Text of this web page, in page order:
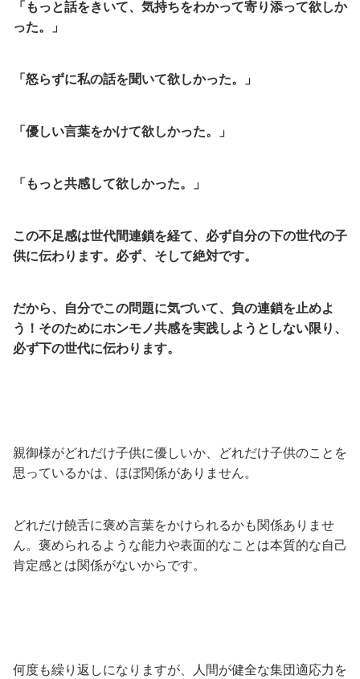
「もっと話をきいて、気持ちをわかって寄り添って欲しか
った。」
「怒らずに私の話を聞いて欲しかった。」
「優しい言葉をかけて欲しかった。」
「もっと共感して欲しかった。」
この不足感は世代間連鎖を経て、必ず自分の下の世代の子
供に伝わります。必ず、そして絶対です。
だから、自分でこの問題に気づいて、負の連鎖を止めよ
う！そのためにホンモノ共感を実践しようとしない限り、
必ず下の世代に伝わります。
親御様がどれだけ子供に優しいか、どれだけ子供のことを
思っているかは、ほぼ関係がありません。
どれだけ饒舌に褒め言葉をかけられるかも関係ありませ
ん。褒められるような能力や表面的なことは本質的な自己
肯定感とは関係がないからです。
何度も繰り返しになりますが、人間が健全な集団適応力を